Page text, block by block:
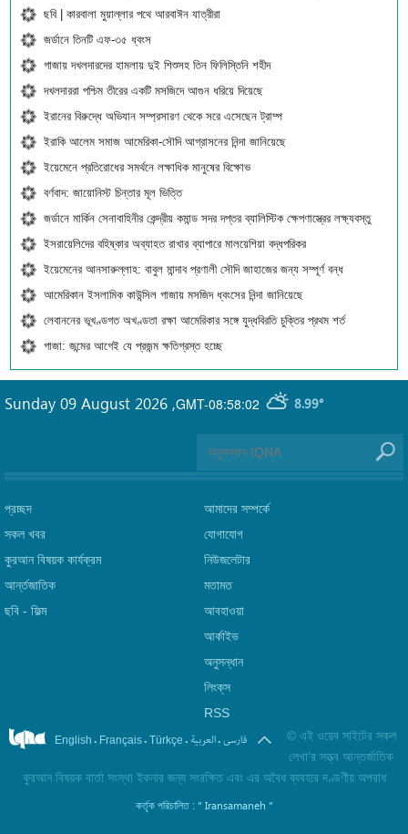
ছবি | কারবালা মুয়াল্লার পথে আরবাঈন যাত্রীরা
জর্ডানে তিনটি এফ-৩৫ ধ্বংস
গাজায় দখলদারদের হামলায় দুই শিশুসহ তিন ফিলিস্তিনি শহীদ
দখলদাররা পশ্চিম তীরের একটি মসজিদে আগুন ধরিয়ে দিয়েছে
ইরানের বিরুদ্ধে অভিযান সম্প্রসারণ থেকে সরে এসেছেন ট্রাম্প
ইরাকি আলেম সমাজ আমেরিকা-সৌদি আগ্রাসনের নিন্দা জানিয়েছে
ইয়েমেনে প্রতিরোধের সমর্থনে লক্ষাধিক মানুষের বিক্ষোভ
বর্ণবাদ: জায়োনিস্ট চিন্তার মূল ভিত্তি
জর্ডানে মার্কিন সেনাবাহিনীর কেন্দ্রীয় কমান্ড সদর দপ্তর ব্যালিস্টিক ক্ষেপণাস্ত্রের লক্ষ্যবস্তু
ইসরায়েলিদের বহিষ্কার অব্যাহত রাখার ব্যাপারে মালয়েশিয়া বদ্ধপরিকর
ইয়েমেনের আনসারুল্লাহ: বাবুল মান্দাব প্রণালী সৌদি জাহাজের জন্য সম্পূর্ণ বন্ধ
আমেরিকান ইসলামিক কাউন্সিল গাজায় মসজিদ ধ্বংসের নিন্দা জানিয়েছে
লেবাননের ভূখণ্ডগত অখণ্ডতা রক্ষা আমেরিকার সঙ্গে যুদ্ধবিরতি চুক্তির প্রথম শর্ত
গাজা: জন্মের আগেই যে প্রজন্ম ক্ষতিগ্রস্ত হচ্ছে
GMT-08:58:02 8.99°
Sunday 09 August 2026 ,
প্রচ্ছদ
সকল খবর
কুরআন বিষয়ক কার্যক্রম
আর্ন্তজাতিক
ছবি‎ - ফিল্ম
আমাদের সম্পর্কে
যোগাযোগ
নিউজলেটার
মতামত
আবহাওয়া
আর্কাইভ
অনুসন্ধান
লিংক্‌স
RSS
English . Français. Türkçe . العربیة.فارسی © এই ওয়েব সাইটের সকল
লেখা'র সত্ত্ব আন্তর্জাতিক
কুরআন বিষয়ক বার্তা সংস্থা ইকনার জন্য সংরক্ষিত এবং এর অবৈধ ব্যবহার দণ্ডণীয় অপরাধ
কর্তৃক পরিচালিত : " Iransamaneh "